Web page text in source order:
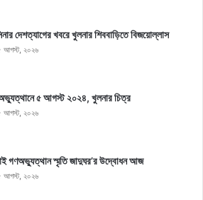
দেশত্যাগের খবরে খুলনার শিববাড়িতে বিজয়োল্লাস
আগস্ট, ২০২৬
৫ আগস্ট ২০২৪, খুলনার চিত্র
আগস্ট, ২০২৬
গণঅভ্যুত্থান স্মৃতি জাদুঘর’র উদ্বোধন আজ
আগস্ট, ২০২৬